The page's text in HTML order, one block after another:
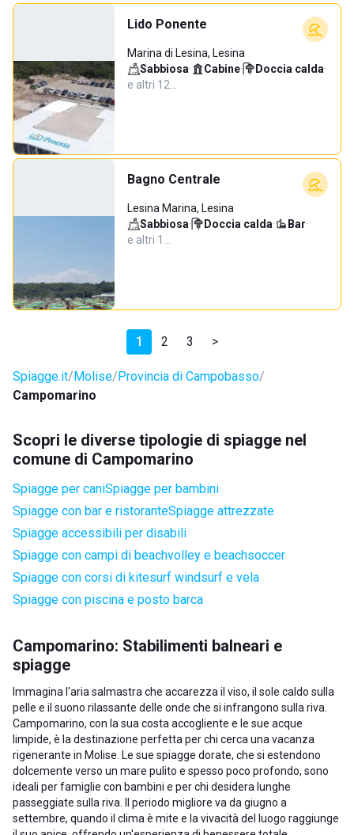
Lido Ponente
Marina di Lesina, Lesina
Sabbiosa· Cabine· Doccia calda·
e altri 12…
Bagno Centrale
Lesina Marina, Lesina
Sabbiosa· Doccia calda· Bar·
e altri 1…
1 2 3 >
Spiagge.it Molise Provincia di Campobasso
Campomarino
Scopri le diverse tipologie di spiagge nel
comune di Campomarino
Spiagge per caniSpiagge per bambini
Spiagge con bar e ristoranteSpiagge attrezzate
Spiagge accessibili per disabili
Spiagge con campi di beachvolley e beachsoccer
Spiagge con corsi di kitesurf windsurf e vela
Spiagge con piscina e posto barca
Campomarino: Stabilimenti balneari e
spiagge
Immagina l'aria salmastra che accarezza il viso, il sole caldo sulla
pelle e il suono rilassante delle onde che si infrangono sulla riva.
Campomarino, con la sua costa accogliente e le sue acque
limpide, è la destinazione perfetta per chi cerca una vacanza
rigenerante in Molise. Le sue spiagge dorate, che si estendono
dolcemente verso un mare pulito e spesso poco profondo, sono
ideali per famiglie con bambini e per chi desidera lunghe
passeggiate sulla riva. Il periodo migliore va da giugno a
settembre, quando il clima è mite e la vivacità del luogo raggiunge